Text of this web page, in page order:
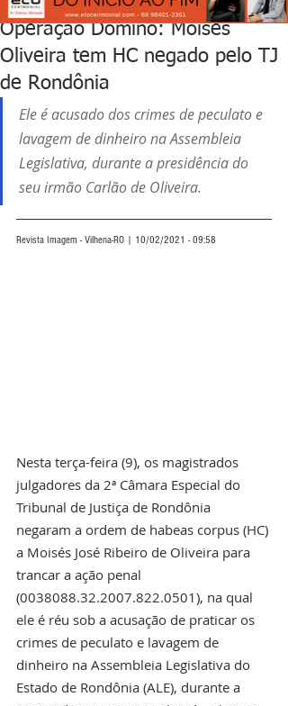
Operação Dominó: Moisés
Oliveira tem HC negado pelo TJ
de Rondônia
Ele é acusado dos crimes de peculato e
lavagem de dinheiro na Assembleia
Legislativa, durante a presidência do
seu irmão Carlão de Oliveira.
Revista Imagem - Vilhena-RO | 10/02/2021 - 09:58
Nesta terça-feira (9), os magistrados
julgadores da 2ª Câmara Especial do
Tribunal de Justiça de Rondônia
negaram a ordem de habeas corpus (HC)
a Moisés José Ribeiro de Oliveira para
trancar a ação penal
(0038088.32.2007.822.0501), na qual
ele é réu sob a acusação de praticar os
crimes de peculato e lavagem de
dinheiro na Assembleia Legislativa do
Estado de Rondônia (ALE), durante a